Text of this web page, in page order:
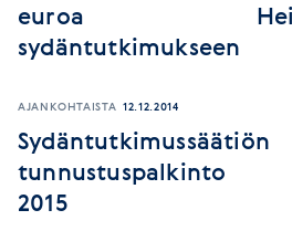
euroa
sydäntutkimukseen
AJANKOHTAISTA 12.12.2014
Sydäntutkimussäätiön
tunnustuspalkinto
2015